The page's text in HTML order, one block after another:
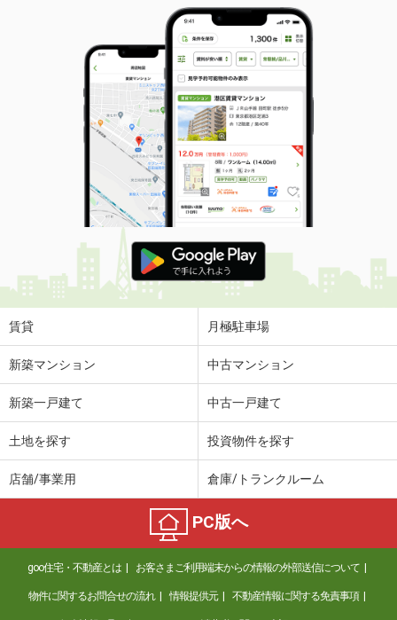
賃貸 月極駐車場
新築マンション 中古マンション
新築一戸建て 中古一戸建て
土地を探す 投資物件を探す
店舗/事業用 倉庫/トランクルーム
PC版へ
goo住宅・不動産とは お客さまご利用端末からの情報の外部送信について
物件に関するお問合せの流れ 情報提供元 不動産情報に関する免責事項